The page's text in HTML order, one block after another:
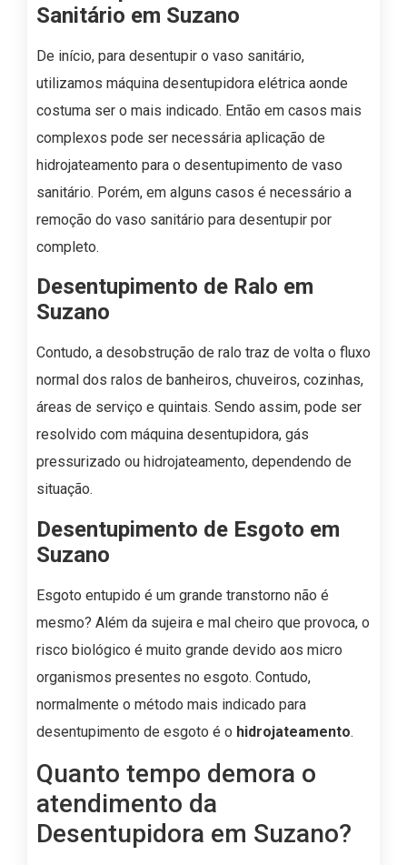
Sanitário em Suzano
De início, para desentupir o vaso sanitário,
utilizamos máquina desentupidora elétrica aonde
costuma ser o mais indicado. Então em casos mais
complexos pode ser necessária aplicação de
hidrojateamento para o desentupimento de vaso
sanitário. Porém, em alguns casos é necessário a
remoção do vaso sanitário para desentupir por
completo.
Desentupimento de Ralo em
Suzano
Contudo, a desobstrução de ralo traz de volta o fluxo
normal dos ralos de banheiros, chuveiros, cozinhas,
áreas de serviço e quintais. Sendo assim, pode ser
resolvido com máquina desentupidora, gás
pressurizado ou hidrojateamento, dependendo de
situação.
Desentupimento de Esgoto em
Suzano
Esgoto entupido é um grande transtorno não é
mesmo? Além da sujeira e mal cheiro que provoca, o
risco biológico é muito grande devido aos micro
organismos presentes no esgoto. Contudo,
normalmente o método mais indicado para
desentupimento de esgoto é o hidrojateamento.
Quanto tempo demora o
atendimento da
Desentupidora em Suzano?